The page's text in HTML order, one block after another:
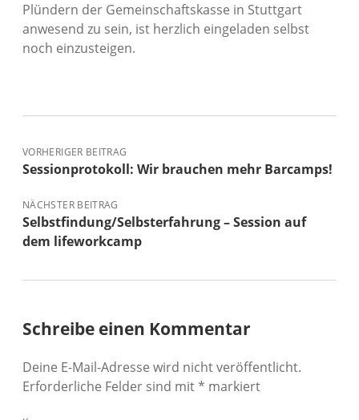
Plündern der Gemeinschaftskasse in Stuttgart
anwesend zu sein, ist herzlich eingeladen selbst
noch einzusteigen.
VORHERIGER BEITRAG
Sessionprotokoll: Wir brauchen mehr Barcamps!
NÄCHSTER BEITRAG
Selbstfindung/Selbsterfahrung – Session auf
dem lifeworkcamp
Schreibe einen Kommentar
Deine E-Mail-Adresse wird nicht veröffentlicht.
Erforderliche Felder sind mit* markiert